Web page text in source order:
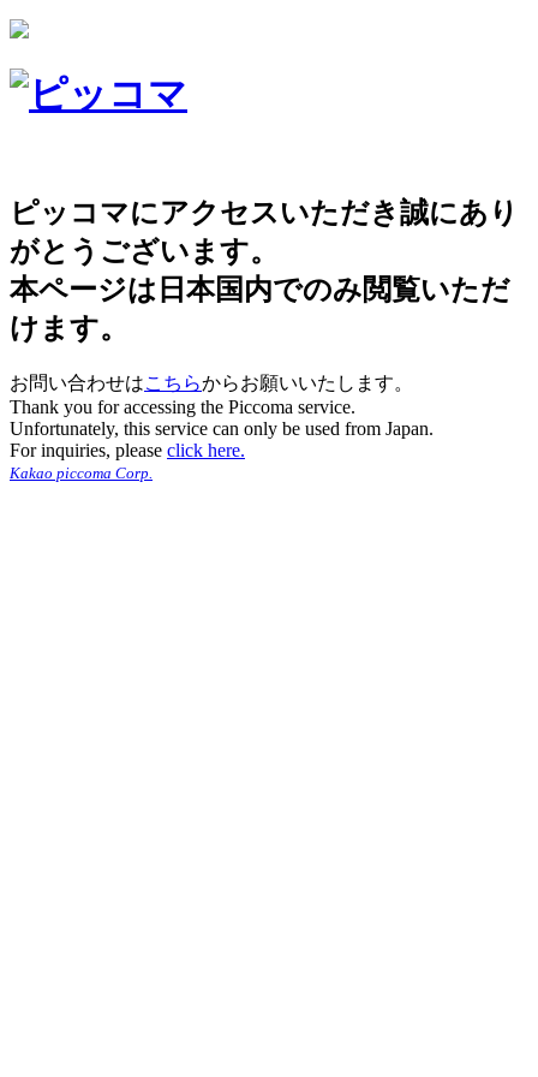
ピッコマにアクセスいただき誠にあり
がとうございます。
本ページは日本国内でのみ閲覧いただ
けます。
お問い合わせはこちらからお願いいたします。
Thank you for accessing the Piccoma service.
Unfortunately, this service can only be used from Japan.
For inquiries, please click here.
Kakao piccoma Corp.